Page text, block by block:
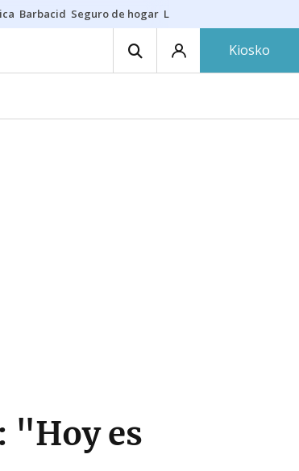
Barbacid Seguro de hogar Lío Athletic-Osasuna
Kiosko
"Hoy es